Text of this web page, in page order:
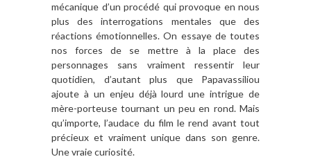
mécanique d’un procédé qui provoque en nous
plus des interrogations mentales que des
réactions émotionnelles. On essaye de toutes
nos forces de se mettre à la place des
personnages sans vraiment ressentir leur
quotidien, d’autant plus que Papavassiliou
ajoute à un enjeu déjà lourd une intrigue de
mère-porteuse tournant un peu en rond. Mais
qu’importe, l’audace du film le rend avant tout
précieux et vraiment unique dans son genre.
Une vraie curiosité.